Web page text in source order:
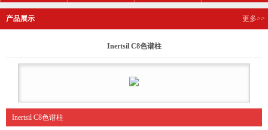
产品展示 更多>>
Inertsil C8色谱柱
Inertsil C8色谱柱